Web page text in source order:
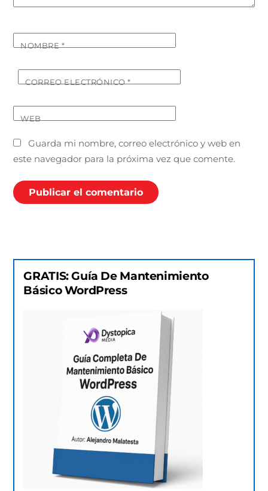
NOMBRE*
CORREO ELECTRÓNICO*
WEB
Guarda mi nombre, correo electrónico y web en
este navegador para la próxima vez que comente.
GRATIS: Guía De Mantenimiento
Básico WordPress